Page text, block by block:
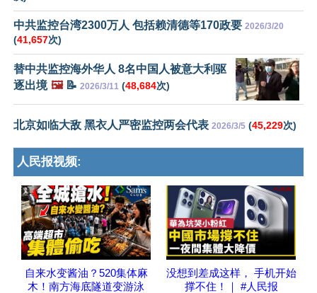
中共监控台湾2300万人 包括赖清德等170政要 2026/3/20
(41,657次)
替中共监控海外华人 8名中国人被意大利驱
逐出境 🖼️📝 2026/3/11 (48,684次)
北京如临大敌 黑衣人严密监控两会代表 2026/3/5 (45,229次)
人民报视频:
自来水变酱油？520集体麻
木！南方海底隧道变游泳
没想到差成这样， 手机开始
撑不住！｜ #人民报